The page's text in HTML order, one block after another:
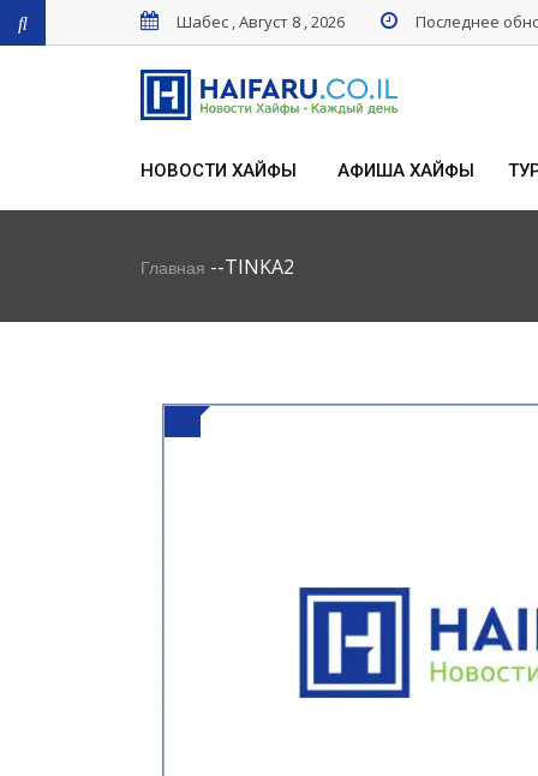
Шабес , Август 8 , 2026 Последнее
НОВОСТИ ХАЙФЫ АФИША ХАЙФЫ
Главная --TINKA2